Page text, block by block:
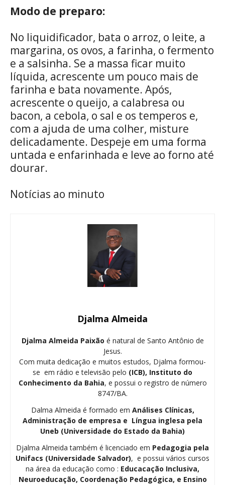
Modo de preparo:
No liquidificador, bata o arroz, o leite, a
margarina, os ovos, a farinha, o fermento
e a salsinha. Se a massa ficar muito
líquida, acrescente um pouco mais de
farinha e bata novamente. Após,
acrescente o queijo, a calabresa ou
bacon, a cebola, o sal e os temperos e,
com a ajuda de uma colher, misture
delicadamente. Despeje em uma forma
untada e enfarinhada e leve ao forno até
dourar.
Notícias ao minuto
Djalma Almeida
Djalma Almeida Paixão é natural de Santo Antônio de
Jesus.
Com muita dedicação e muitos estudos, Djalma formou-
se em rádio e televisão pelo (ICB), Instituto do
Conhecimento da Bahia, e possui o registro de número
8747/BA.
Dalma Almeida é formado em Análises Clínicas,
Administração de empresa e Língua inglesa pela
Uneb (Universidade do Estado da Bahia)
Djalma Almeida também é licenciado em Pedagogia pela
Unifacs (Universidade Salvador), e possui vários cursos
na área da educação como : Educacação Inclusiva,
Neuroeducação, Coordenação Pedagógica, e Ensino